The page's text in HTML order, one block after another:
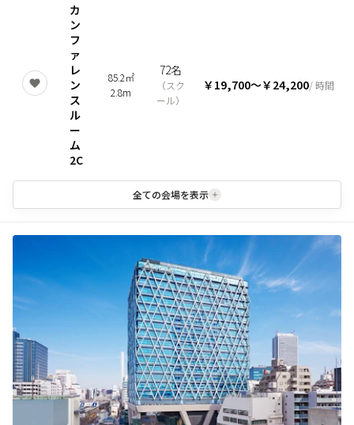
カ
ン
フ
ァ
レ
ン
ス
ル
ー
ム
2C
85.2㎡
2.8m
72名
（スク
ール）
￥19,700〜￥24,200/ 時間
全ての会場を表示